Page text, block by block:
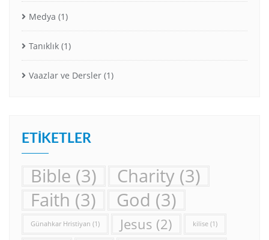
Medya (1)
Tanıklık (1)
Vaazlar ve Dersler (1)
ETIKETLER
Bible (3) Charity (3)
Faith (3) God (3)
Günahkar Hristiyan (1) Jesus (2) kilise (1)